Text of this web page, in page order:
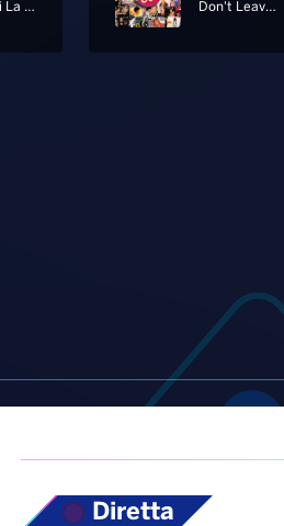
Rubami La Notte
Don't Leave Me This Way
Diretta